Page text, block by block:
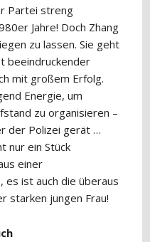
Partei streng
Jahre! Doch Zhang
zu lassen. Sie geht
beeindruckender
mit großem Erfolg.
Energie, um
zu organisieren –
der Polizei gerät …
nur ein Stück
einer
es ist auch die überaus
starken jungen Frau!